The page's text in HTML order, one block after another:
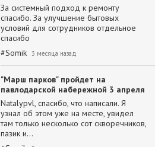
За системный подход к ремонту
спасибо. За улучшение бытовых
условий для сотрудников отдельное
спасибо
#Somik 3 месяца назад
"Марш парков" пройдет на
павлодарской набережной 3 апреля
Natalypvl, спасибо, что написали. Я
узнал об этом уже на месте, увидел
там только несколько сот скворечников,
пазик и…